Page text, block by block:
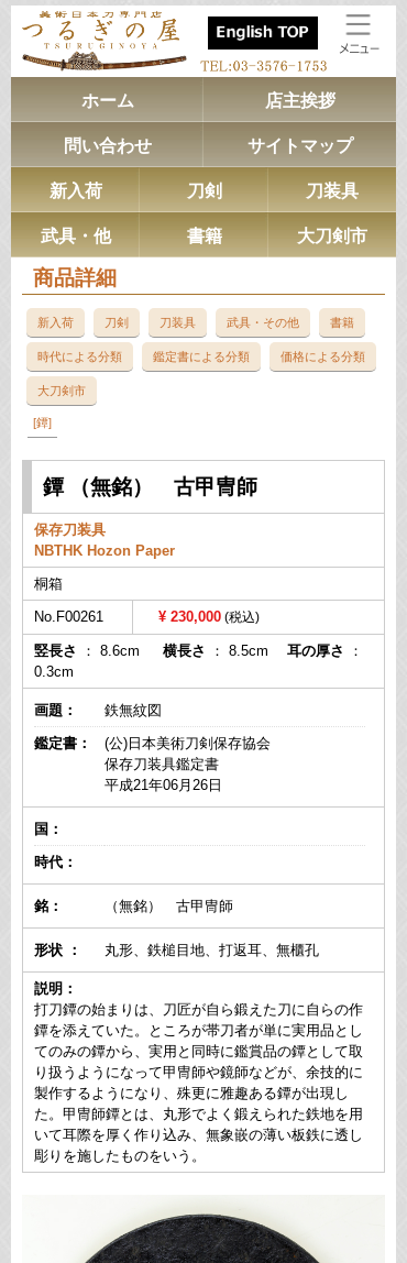
ホーム 店主挨拶
問い合わせ サイトマップ
新入荷 刀剣 刀装具
武具・他 書籍 大刀剣市
商品詳細
新入荷 刀剣 刀装具 武具・その他 書籍
時代による分類 鑑定書による分類 価格による分類
大刀剣市
鐔
鐔 （無銘） 古甲冑師
保存刀装具
NBTHK Hozon Paper
桐箱
No.F00261
230,000
竪長さ ： 8.6cm 横長さ ： 8.5cm 耳の厚さ
：
0.3cm
画題：
鉄無紋図
鑑定書：
(公)日本美術刀剣保存協会
保存刀装具鑑定書
平成21年06月26日
国：
時代：
銘： （無銘） 古甲冑師
形状 ： 丸形、鉄槌目地、打返耳、無櫃孔
説明：
打刀鐔の始まりは、刀匠が自ら鍛えた刀に自らの作
鐔を添えていた。ところが帯刀者が単に実用品とし
てのみの鐔から、実用と同時に鑑賞品の鐔として取
り扱うようになって甲冑師や鏡師などが、余技的に
製作するようになり、殊更に雅趣ある鐔が出現し
た。甲冑師鐔とは、丸形でよく鍛えられた鉄地を用
いて耳際を厚く作り込み、無象嵌の薄い板鉄に透し
彫りを施したものをいう。